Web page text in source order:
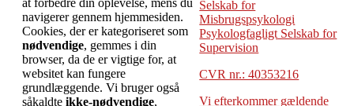
Selskab for
Misbrugspsykologi
Psykologfagligt Selskab for
Supervision
CVR nr.: 40353216
Vi efterkommer gældende
navigerer gennem hjemmesiden.
Cookies, der er kategoriseret som
nødvendige, gemmes i din
browser, da de er vigtige for, at
websitet kan fungere
grundlæggende. Vi bruger også
såkaldte ikke-nødvendige,